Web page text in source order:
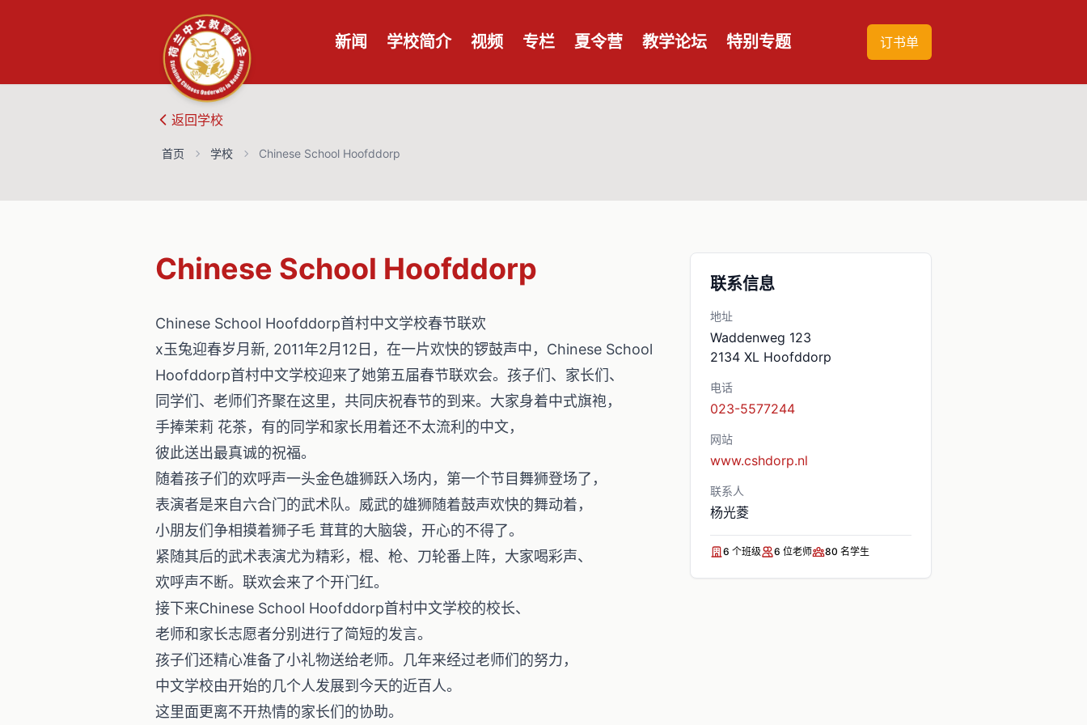
新闻 学校简介 视频 专栏 夏令营 教学论坛 特别专题 订书单
返回学校
首页 学校 Chinese School Hoofddorp
Chinese School Hoofddorp
Chinese School Hoofddorp首村中文学校春节联欢
x玉兔迎春岁月新, 2011年2月12日，在一片欢快的锣鼓声中，Chinese School
Hoofddorp首村中文学校迎来了她第五届春节联欢会。孩子们、家长们、
同学们、老师们齐聚在这里，共同庆祝春节的到来。大家身着中式旗袍，
手捧茉莉 花茶，有的同学和家长用着还不太流利的中文，
彼此送出最真诚的祝福。
随着孩子们的欢呼声一头金色雄狮跃入场内，第一个节目舞狮登场了，
表演者是来自六合门的武术队。威武的雄狮随着鼓声欢快的舞动着，
小朋友们争相摸着狮子毛 茸茸的大脑袋，开心的不得了。
紧随其后的武术表演尤为精彩，棍、枪、刀轮番上阵，大家喝彩声、
欢呼声不断。联欢会来了个开门红。
接下来Chinese School Hoofddorp首村中文学校的校长、
老师和家长志愿者分别进行了简短的发言。
孩子们还精心准备了小礼物送给老师。几年来经过老师们的努力，
中文学校由开始的几个人发展到今天的近百人。
这里面更离不开热情的家长们的协助。
联系信息
地址
Waddenweg 123
2134 XL Hoofddorp
电话
023-5577244
网站
www.cshdorp.nl
联系人
杨光菱
6 个班级 6 位老师 80 名学生